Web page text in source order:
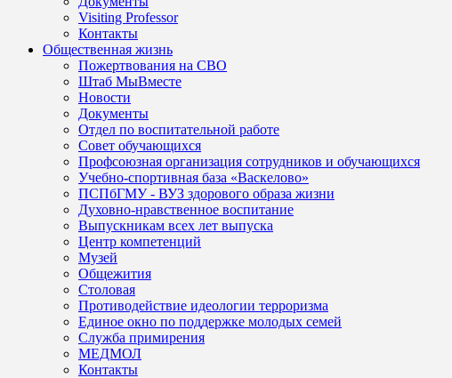
Visiting Professor
Контакты
Общественная жизнь
Пожертвования на СВО
Штаб МыВместе
Новости
Документы
Отдел по воспитательной работе
Совет обучающихся
Профсоюзная организация сотрудников и обучающихся
Учебно-спортивная база «Васкелово»
ПСПбГМУ - ВУЗ здорового образа жизни
Духовно-нравственное воспитание
Выпускникам всех лет выпуска
Центр компетенций
Музей
Общежития
Столовая
Противодействие идеологии терроризма
Единое окно по поддержке молодых семей
Служба примирения
МЕДМОЛ
Контакты